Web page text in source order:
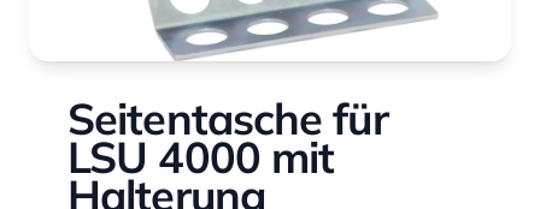
Seitentasche für
LSU 4000 mit
Halterung